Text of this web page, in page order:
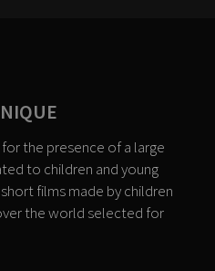
the presence of a large
to children and young
films made by children
the world selected for